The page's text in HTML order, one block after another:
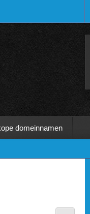
domeinnamen